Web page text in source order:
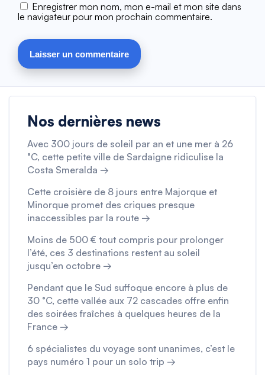
Enregistrer mon nom, mon e-mail et mon site dans
le navigateur pour mon prochain commentaire.
Nos dernières news
Avec 300 jours de soleil par an et une mer à 26
°C, cette petite ville de Sardaigne ridiculise la
Costa Smeralda →
Cette croisière de 8 jours entre Majorque et
Minorque promet des criques presque
inaccessibles par la route →
Moins de 500 € tout compris pour prolonger
l’été, ces 3 destinations restent au soleil
jusqu’en octobre →
Pendant que le Sud suffoque encore à plus de
30 °C, cette vallée aux 72 cascades offre enfin
des soirées fraîches à quelques heures de la
France →
6 spécialistes du voyage sont unanimes, c’est le
pays numéro 1 pour un solo trip →